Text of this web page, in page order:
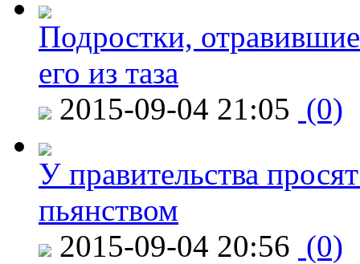
Подростки,
его из таза
2015-09-04 21:05 (0)
У правительства
пьянством
2015-09-04 20:56 (0)